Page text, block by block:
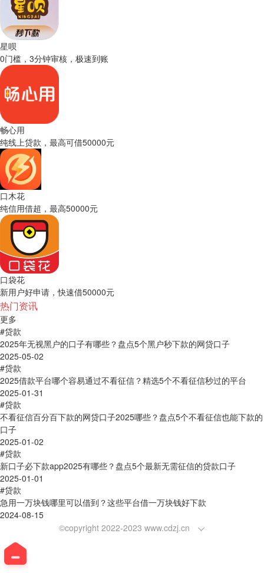
星呗
0门槛，3分钟审核，极速到账
畅心用
纯线上贷款，最高可借50000元
口木花
纯信用借超，最高50000元
口袋花
新用户好申请，快速借50000元
热门资讯
更多
#贷款
2025年无视黑户的口子有哪些？盘点5个黑户秒下款的网贷口子
2025-05-02
#贷款
2025借款平台哪个容易通过不看征信？精选5个不看征信秒过的平台
2025-01-31
#贷款
不看征信百分百下款的网贷口子2025哪些？盘点5个不看征信也能下款的
口子
2025-01-02
#贷款
新口子必下款app2025有哪些？盘点5个最新无需征信的贷款口子
2025-01-01
#贷款
急用一万块钱哪里可以借到？这些平台借一万块钱好下款
2024-08-15
©copyright 2022-2023 www.cdzj.cn